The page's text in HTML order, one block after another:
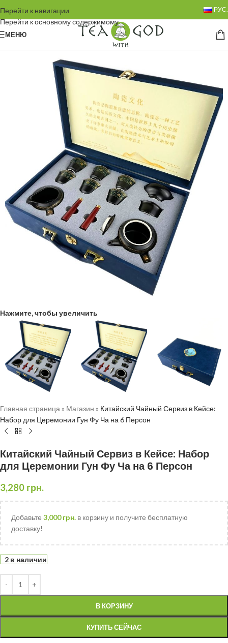
Перейти к навигации
Перейти к основному содержимому
РУС.
МЕНЮ
Нажмите, чтобы увеличить
Главная страница » Магазин » Китайский Чайный Сервиз в Кейсе:
Набор для Церемонии Гун Фу Ча на 6 Персон
Китайский Чайный Сервиз в Кейсе: Набор
для Церемонии Гун Фу Ча на 6 Персон
3,280 грн.
Добавьте 3,000грн. в корзину и получите бесплатную
доставку!
2 в наличии
В КОРЗИНУ
КУПИТЬ СЕЙЧАС